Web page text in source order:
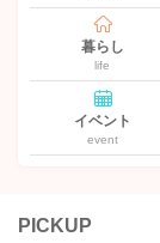
暮らし
life
イベント
event
PICKUP